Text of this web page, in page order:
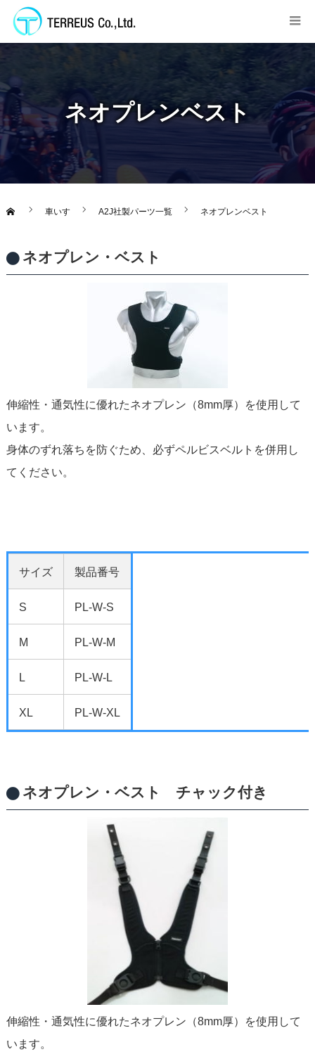
ネオプレンベスト
車いす A2J社製パーツ一覧 ネオプレンベスト
ネオプレン・ベスト
伸縮性・通気性に優れたネオプレン（8mm厚）を使用して
います。
身体のずれ落ちを防ぐため、必ずペルビスベルトを併用し
てください。
サイズ 製品番号
S PL-W-S
M PL-W-M
L PL-W-L
XL PL-W-XL
ネオプレン・ベスト チャック付き
伸縮性・通気性に優れたネオプレン（8mm厚）を使用して
います。